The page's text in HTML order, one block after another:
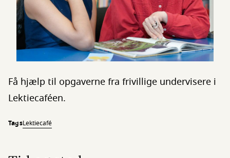
Få hjælp til opgaverne fra frivillige undervisere i
Lektiecaféen.
TagsLektiecafé